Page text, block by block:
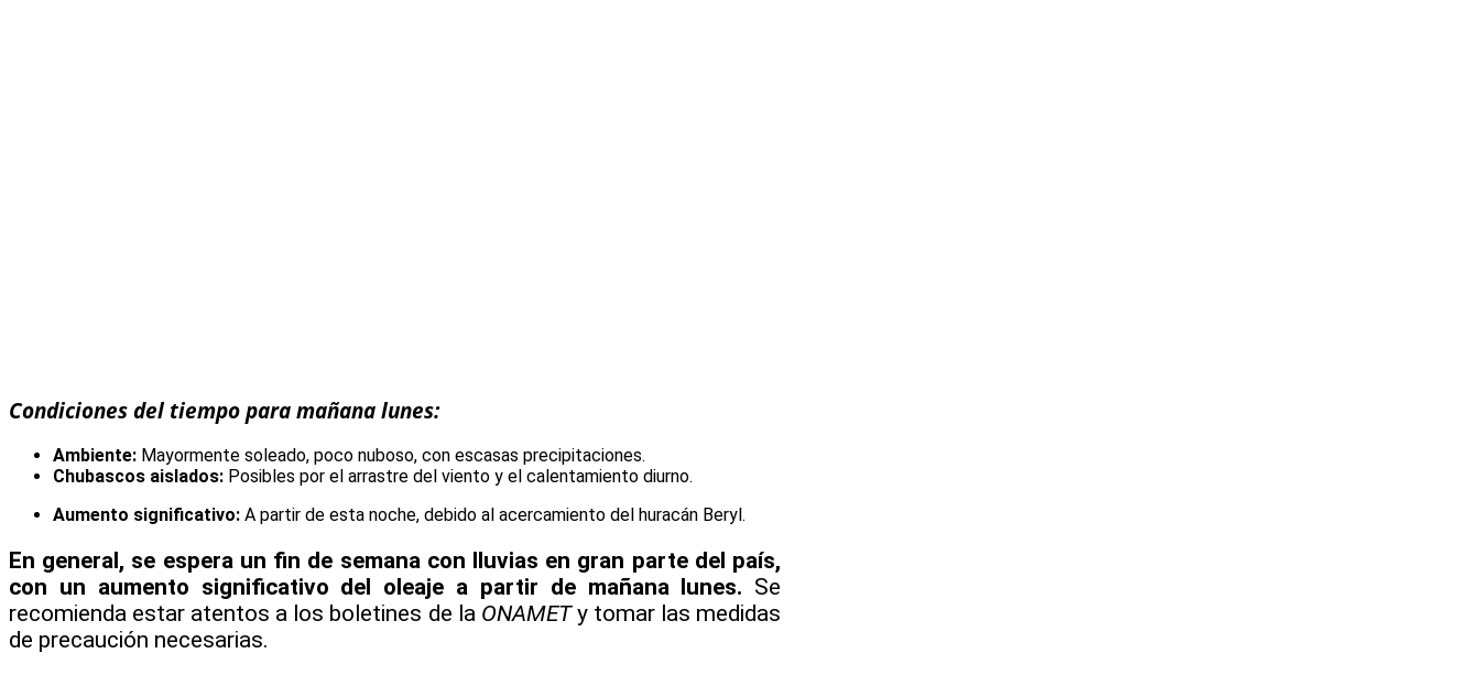
Condiciones del tiempo para mañana lunes:
Ambiente: Mayormente soleado, poco nuboso, con escasas precipitaciones.
Chubascos aislados: Posibles por el arrastre del viento y el calentamiento diurno.
Aumento significativo: A partir de esta noche, debido al acercamiento del huracán Beryl.
En general, se espera un fin de semana con lluvias en gran parte del país,
con un aumento significativo del oleaje a partir de mañana lunes. Se
recomienda estar atentos a los boletines de la ONAMETy tomar las medidas
de precaución necesarias.